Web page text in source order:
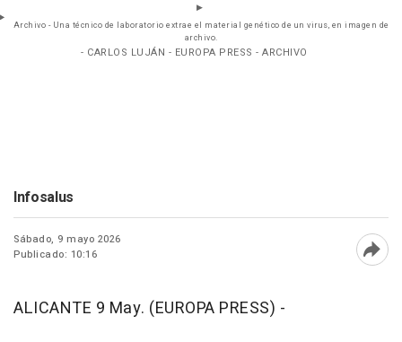
Archivo - Una técnico de laboratorio extrae el material genético de un virus, en imagen de
archivo.
- CARLOS LUJÁN - EUROPA PRESS - ARCHIVO
Infosalus
Sábado, 9 mayo 2026
Publicado: 10:16
ALICANTE 9 May. (EUROPA PRESS) -